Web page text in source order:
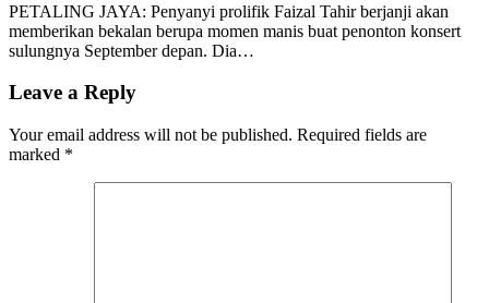
PETALING JAYA: Penyanyi prolifik Faizal Tahir berjanji akan
memberikan bekalan berupa momen manis buat penonton konsert
sulungnya September depan. Dia…
Leave a Reply
Your email address will not be published. Required fields are
marked *